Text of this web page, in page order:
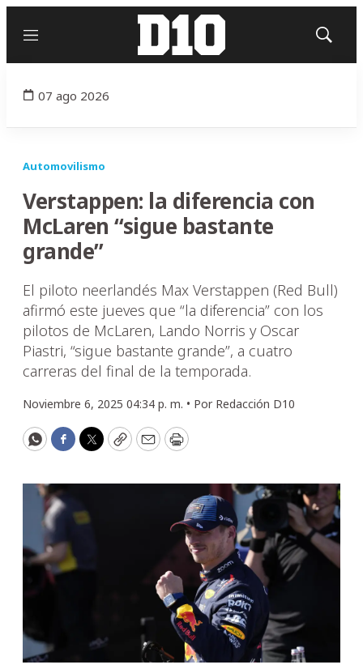
Menú
Mostrar
07 ago 2026
Automovilismo
Verstappen: la diferencia con
McLaren “sigue bastante
grande”
El piloto neerlandés Max Verstappen (Red Bull)
afirmó este jueves que “la diferencia” con los
pilotos de McLaren, Lando Norris y Oscar
Piastri, “sigue bastante grande”, a cuatro
carreras del final de la temporada.
Noviembre 6, 2025 04:34 p. m. • Por Redacción D10
WhatsApp
Facebook
Twitter
CopyEmailPrint